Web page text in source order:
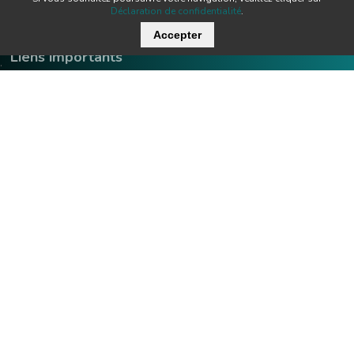
Déclaration de confidentialité.
Accepter
. Liens importants